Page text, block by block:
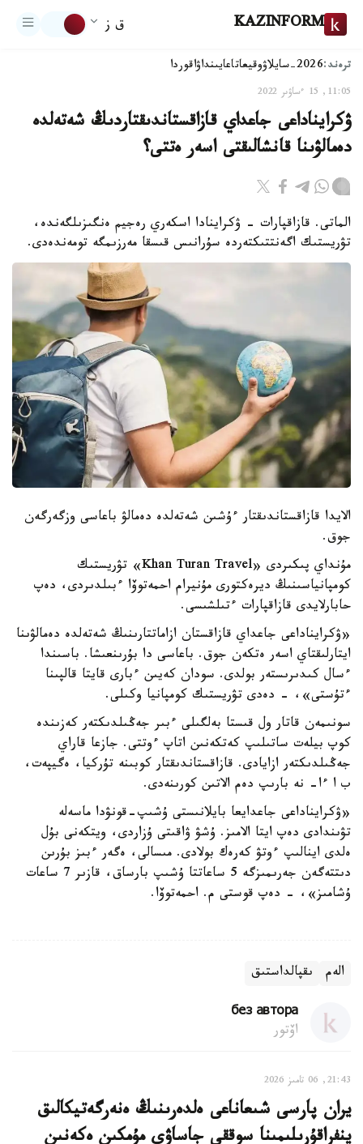
KAZINFORM ق ز
ترەند:2026-سايلاۋ وقيعاتاعايىنداۋاقوردا
11:05, 15 ءساۋىر 2022
ۋكرايناداعى جاعداي قازاقستاندىقتاردىڭ شەتەلدە
دەمالۋىنا قانشالىقتى اسەر ەتتى؟
الماتى. قازاقپارات - ۋكراينادا اسكەري رەجيم ەنگىزىلگەندە،
تۋريستىك اگەنتتىكتەردە سۇرانىس قىسقا مەرزىمگە تومەندەدى.
الايدا قازاقستاندىقتار ءۇشىن شەتەلدە دەمالۋ باعاسى وزگەرگەن
جوق.
مۇنداي پىكىردى «Khan Turan Travel» تۋريستىك
كومپانياسىنىڭ ديرەكتورى مۇنيرام احمەتوۆا ءبىلدىردى، دەپ
حابارلايدى قازاقپارات ءتىلشىسى.
«ۋكرايناداعى جاعداي قازاقستان ازاماتتارىنىڭ شەتەلدە دەمالۋىنا
ايتارلىقتاي اسەر ەتكەن جوق. باعاسى دا بۇرىنعىشا. باسىندا
ءسال كىدىرىستەر بولدى. سودان كەيىن ءبارى قايتا قالپىنا
ءتۇستى»، - دەدى تۋريستىك كومپانيا وكىلى.
سونىمەن قاتار ول قىستا بەلگىلى ءبىر جەڭىلدىكتەر كەزىندە
كوپ بيلەت ساتىلىپ كەتكەنىن اتاپ ءوتتى. جازعا قاراي
جەڭىلدىكتەر ازايادى. قازاقستاندىقتار كوبىنە تۇركيا، ەگيپەت،
ب ا ءا- نە بارىپ دەم الاتىن كورىنەدى.
«ۋكرايناداعى جاعدايعا بايلانىستى ۇشىپ-قونۋدا ماسەلە
تۋىندادى دەپ ايتا الامىز. ۇشۋ ۋاقىتى ۇزاردى، ويتكەنى بۇل
ەلدى اينالىپ ءوتۋ كەرەك بولادى. مىسالى، ەگەر ءبىز بۇرىن
دىتتەگەن جەرىمىزگە 5 ساعاتتا ۇشىپ بارساق، قازىر 7 ساعات
ۇشامىز»، - دەپ قوستى م. احمەتوۆا.
الەم ىقپالداستىق
без автора
اۆتور
21:43, 06 تامىز 2026
يران پارسى شىعاناعى ەلدەرىنىڭ ەنەرگەتيكالىق